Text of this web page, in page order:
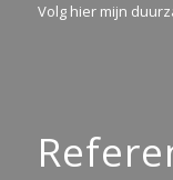
Volg hier mijn